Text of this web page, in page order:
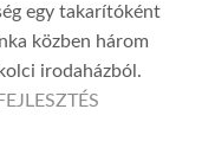
egy takarítóként
közben három
irodaházból.